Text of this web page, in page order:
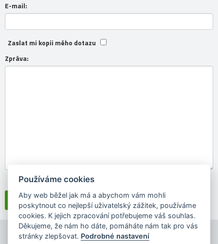
E-mail:
Zaslat mi kopii mého dotazu
Zpráva:
Souhlasím sezpracováním osobních údajů
Používáme cookies
Aby web běžel jak má a abychom vám mohli
poskytnout co nejlepší uživatelský zážitek, používáme
cookies. K jejich zpracování potřebujeme váš souhlas.
Děkujeme, že nám ho dáte, pomáháte nám tak pro vás
stránky zlepšovat. Podrobné nastavení